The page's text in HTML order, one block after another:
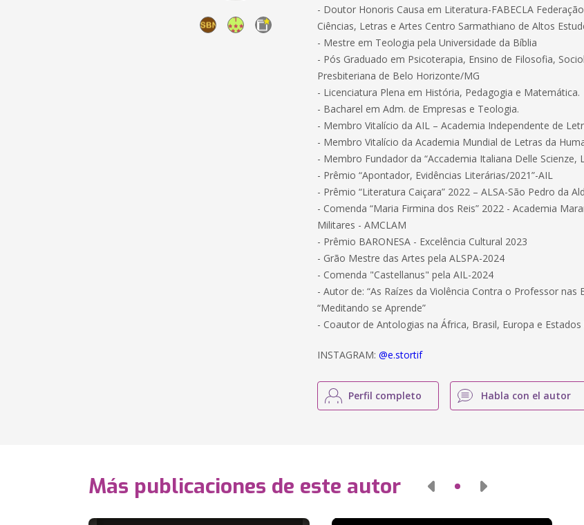
- Doutor Honoris Causa em Literatura-FABECLA
Ciências, Letras e Artes Centro Sarmathiano de Altos
- Mestre em Teologia pela Universidade da Bíblia
- Pós Graduado em Psicoterapia, Ensino de Filosofia,
Presbiteriana de Belo Horizonte/MG
- Licenciatura Plena em História, Pedagogia e Matemática.
- Bacharel em Adm. de Empresas e Teologia.
- Membro Vitalício da AIL – Academia Independente de
- Membro Vitalício da Academia Mundial de Letras da
- Membro Fundador da “Accademia Italiana Delle Scienze,
- Prêmio “Apontador, Evidências Literárias/2021”-AIL
- Prêmio “Literatura Caiçara” 2022 – ALSA-São Pedro da
- Comenda “Maria Firmina dos Reis” 2022 - Academia
Militares - AMCLAM
- Prêmio BARONESA - Excelência Cultural 2023
- Grão Mestre das Artes pela ALSPA-2024
- Comenda "Castellanus" pela AIL-2024
- Autor de: “As Raízes da Violência Contra o Professor nas
“Meditando se Aprende”
- Coautor de Antologias na África, Brasil, Europa e
INSTAGRAM:@e.stortif
Perfil completo Habla con el autor
Más publicaciones de este autor